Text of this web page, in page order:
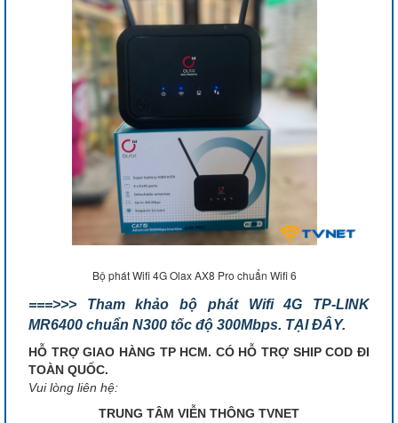
Bộ phát Wifi 4G Olax AX8 Pro chuẩn Wifi 6
===>>> Tham khảo bộ phát Wifi 4G TP-LINK
MR6400 chuẩn N300 tốc độ 300Mbps. TẠI ĐÂY.
HỖ TRỢ GIAO HÀNG TP HCM. CÓ HỖ TRỢ SHIP COD ĐI
TOÀN QUỐC.
Vui lòng liên hệ:
TRUNG TÂM VIỄN THÔNG TVNET